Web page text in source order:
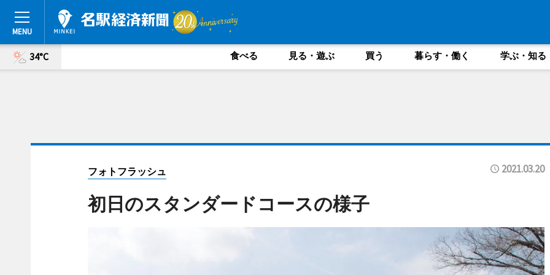
34°C 食べる 見る・遊ぶ 買う 暮らす・働く 学ぶ・知る
フォトフラッシュ 2021.03.20
初日のスタンダードコースの様子